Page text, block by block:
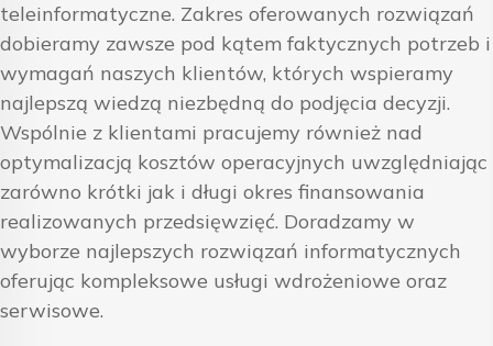
teleinformatyczne. Zakres oferowanych rozwiązań
dobieramy zawsze pod kątem faktycznych potrzeb i
wymagań naszych klientów, których wspieramy
najlepszą wiedzą niezbędną do podjęcia decyzji.
Wspólnie z klientami pracujemy również nad
optymalizacją kosztów operacyjnych uwzględniając
zarówno krótki jak i długi okres finansowania
realizowanych przedsięwzięć. Doradzamy w
wyborze najlepszych rozwiązań informatycznych
oferując kompleksowe usługi wdrożeniowe oraz
serwisowe.